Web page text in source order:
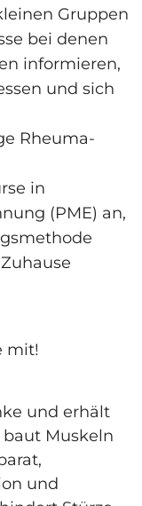
Gruppen
bei denen
informieren,
und sich
Rheuma-
in
(PME) an,
mit!
und erhält
Muskeln
und